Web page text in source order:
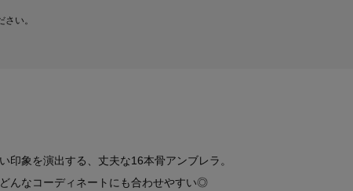
さい。
印象を演出する、丈夫な16本骨アンブレラ。
んなコーディネートにも合わせやすい◎